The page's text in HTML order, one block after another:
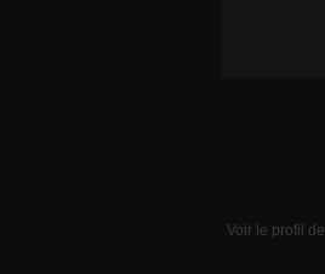
Voir le profil de